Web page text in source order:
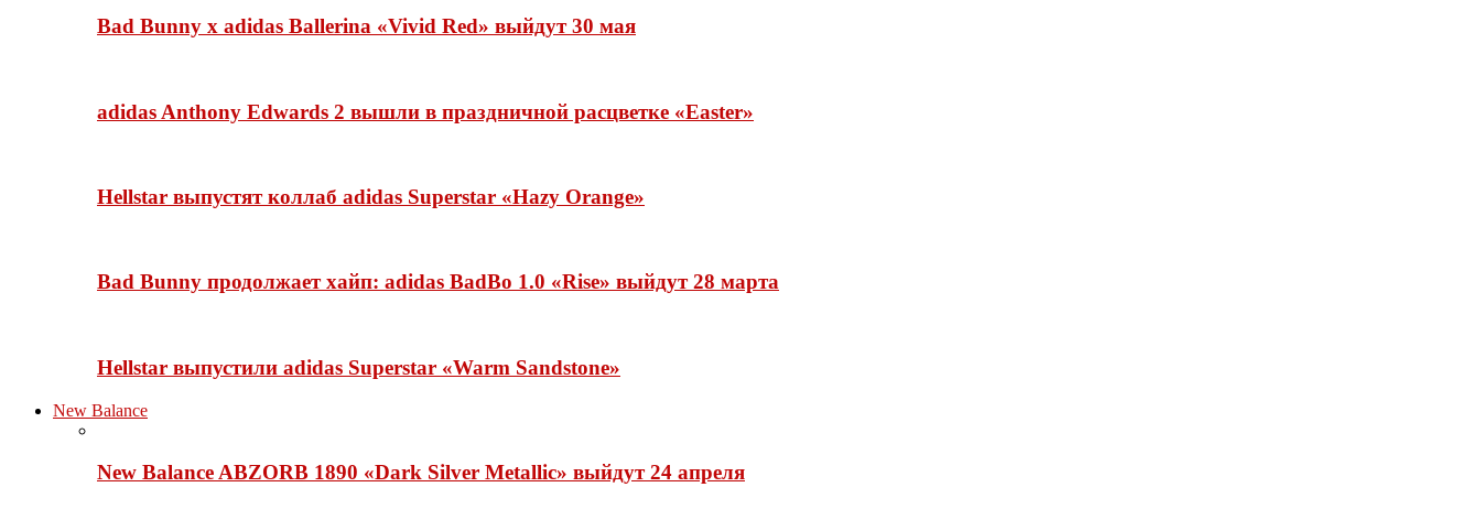
Bad Bunny x adidas Ballerina «Vivid Red» выйдут 30 мая
adidas Anthony Edwards 2 вышли в праздничной расцветке «Easter»
Hellstar выпустят коллаб adidas Superstar «Hazy Orange»
Bad Bunny продолжает хайп: adidas BadBo 1.0 «Rise» выйдут 28 марта
Hellstar выпустили adidas Superstar «Warm Sandstone»
New Balance
New Balance ABZORB 1890 «Dark Silver Metallic» выйдут 24 апреля